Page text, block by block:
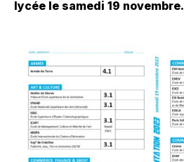
lycée le samedi 19 novembre.